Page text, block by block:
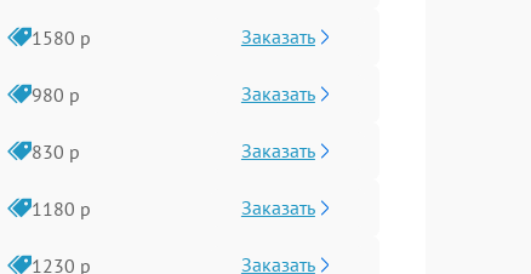
1580 р Заказать
980 р Заказать
830 р Заказать
1180 р Заказать
1230 р Заказать